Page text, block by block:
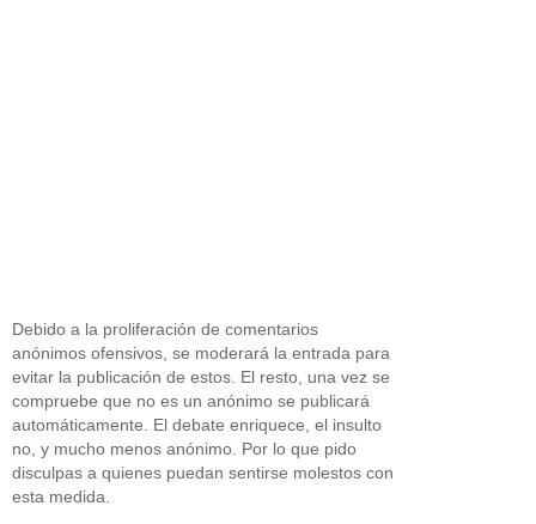
Debido a la proliferación de comentarios
anónimos ofensivos, se moderará la entrada para
evitar la publicación de estos. El resto, una vez se
compruebe que no es un anónimo se publicará
automáticamente. El debate enriquece, el insulto
no, y mucho menos anónimo. Por lo que pido
disculpas a quienes puedan sentirse molestos con
esta medida.